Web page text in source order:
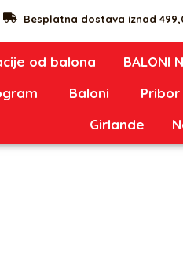
Besplatna dostava iznad
od balona BALONI
Baloni
Girlande